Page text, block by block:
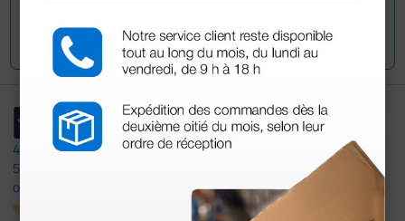
Envía tu pregunta
4,4
597
opiniones